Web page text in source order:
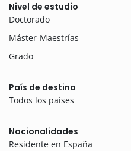
Nivel de estudio
Doctorado
Máster-Maestrías
Grado
País de destino
Todos los países
Nacionalidades
Residente en España